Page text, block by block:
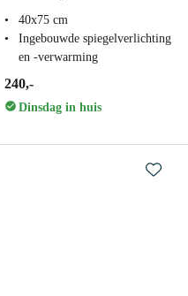
40x75 cm
Ingebouwde spiegelverlichting
en -verwarming
240,-
Dinsdag in huis